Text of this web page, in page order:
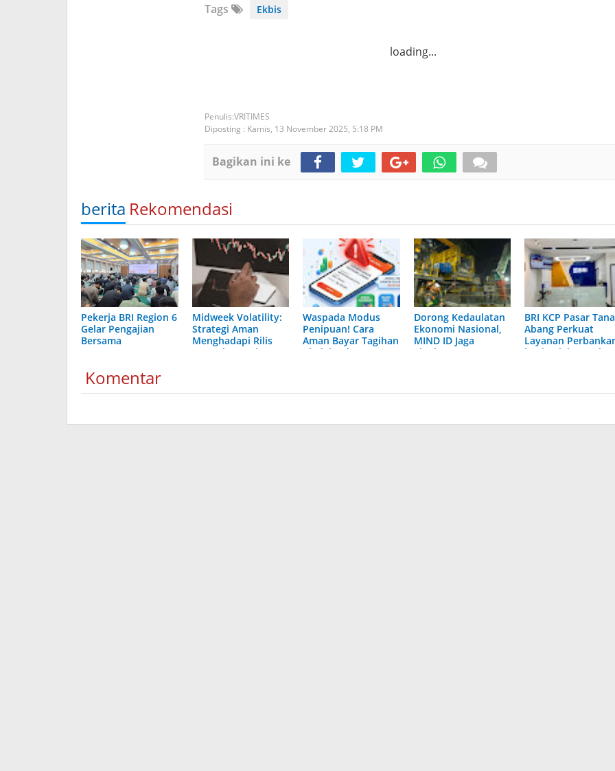
Tags Ekbis
loading...
VRITIMES
Diposting : Kamis, 13 November 2025, 5:18 PM
Bagikan ini ke
berita Rekomendasi
Pekerja BRI Region 6
Gelar Pengajian
Bersama
Midweek Volatility:
Strategi Aman
Menghadapi Rilis
Data Ekonomi
Waspada Modus
Penipuan! Cara
Aman Bayar Tagihan
Akulaku dan
Dorong Kedaulatan
Ekonomi Nasional,
MIND ID Jaga
Tingkat 90%
BRI KCP Pasar
Abang Perkuat
Layanan
bagi Pelaku Usaha
Komentar